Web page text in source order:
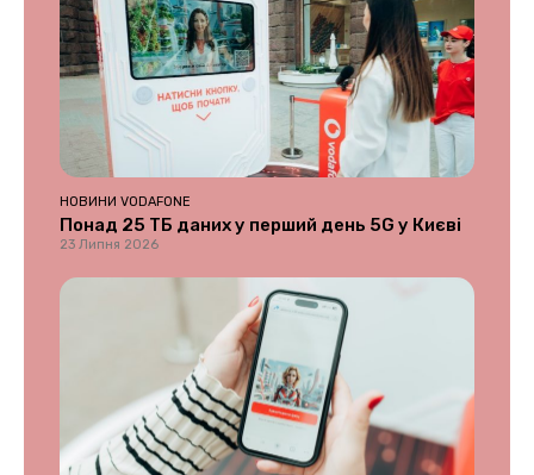
НОВИНИ VODAFONE
Понад 25 ТБ даних у перший день 5G у Києві
23 Липня 2026